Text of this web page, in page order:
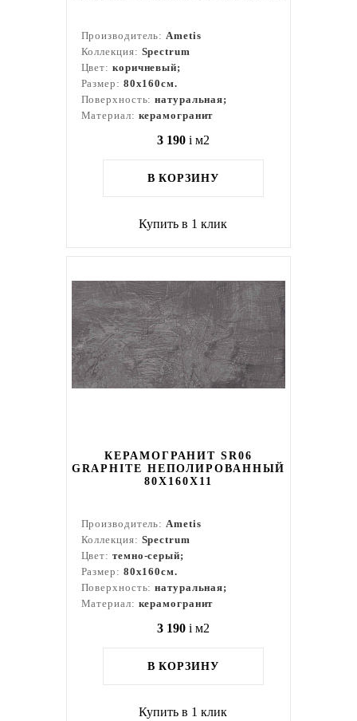
Производитель:Ametis
Коллекция: Spectrum
Цвет: коричневый;
Размер: 80x160см.
Поверхность:натуральная;
Материал: керамогранит
3 190 i м2
В КОРЗИНУ
Купить в 1 клик
КЕРАМОГРАНИТ SR06
GRAPHITE НЕПОЛИРОВАННЫЙ
80X160Х11
Производитель:Ametis
Коллекция: Spectrum
Цвет: темно-серый;
Размер: 80x160см.
Поверхность:натуральная;
Материал: керамогранит
3 190 i м2
В КОРЗИНУ
Купить в 1 клик